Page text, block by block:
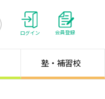
ログイン 会員登録
塾・補習校